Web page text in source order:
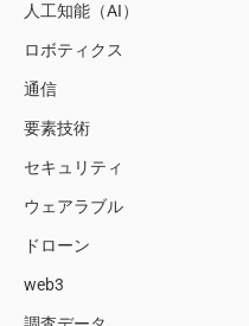
人工知能（AI）
ロボティクス
通信
要素技術
セキュリティ
ウェアラブル
ドローン
web3